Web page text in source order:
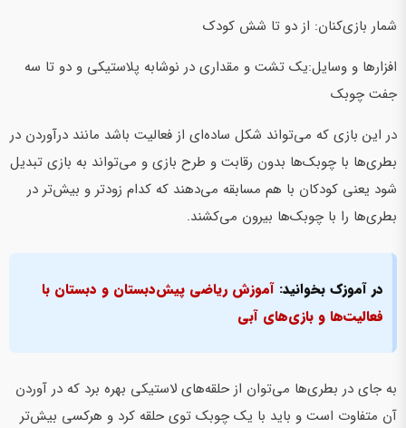
شمار بازی‌کنان: از دو تا شش کودک
افزارها و وسایل:‌یک تشت و مقداری در نوشابه پلاستیکی و دو تا سه
جفت چوبک
در این بازی که می‌تواند شکل ساده‌ای از فعالیت باشد مانند درآوردن در
بطری‌ها با چوبک‌ها بدون رقابت و طرح بازی و می‌تواند به بازی تبدیل
شود یعنی کودکان با هم مسابقه می‌دهند که کدام زودتر و بیش‌تر در
بطری‌ها را با چوبک‌ها بیرون می‌کشند.
در آموزک بخوانید: آموزش ریاضی پیش‌دبستان و دبستان با
فعالیت‌ها و بازی‌های آبی
به جای در بطری‌ها می‌توان از حلقه‌های لاستیکی بهره برد که در آوردن
آن متفاوت است و باید با یک چوبک توی حلقه کرد و هرکسی بیش‌تر